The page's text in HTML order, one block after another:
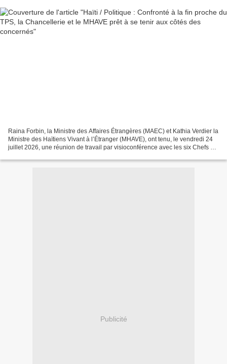
Raina Forbin, la Ministre des Affaires Étrangères (MAEC) et Kathia Verdier la
Ministre des Haïtiens Vivant à l’Étranger (MHAVE), ont tenu, le vendredi 24
juillet 2026, une réunion de travail par visioconférence avec les six Chefs de
Publicité